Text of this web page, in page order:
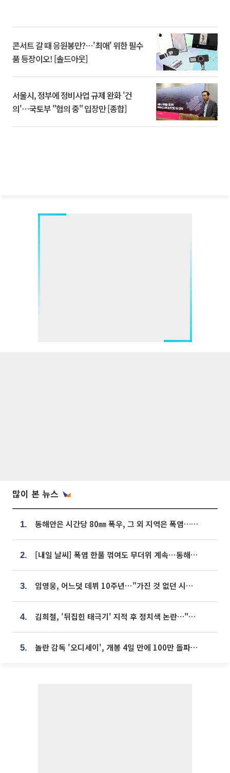
콘서트 갈 때 응원봉만?⋯'최애' 위한 필수
품 등장이오! [솔드아웃]
서울시, 정부에 정비사업 규제 완화 '건
의'⋯국토부 "협의 중" 입장만 [종합]
많이 본 뉴스
1. 동해안은 시간당 80㎜ 폭우, 그 외 지역은 폭염…‘극과 극 날씨’
2. [내일 날씨] 폭염 한풀 꺾여도 무더위 계속⋯동해안 이틀 연속 비
3. 임영웅, 어느덧 데뷔 10주년⋯"가진 것 없던 시절, 내 앞엔 20명의 팬뿐"
4. 김희철, '뒤집힌 태극기' 지적 후 정치색 논란…"좌우 떠나 우리나라 국기"
5. 놀란 감독 '오디세이', 개봉 4일 만에 100만 돌파⋯'왕사남' 보다 빠르다